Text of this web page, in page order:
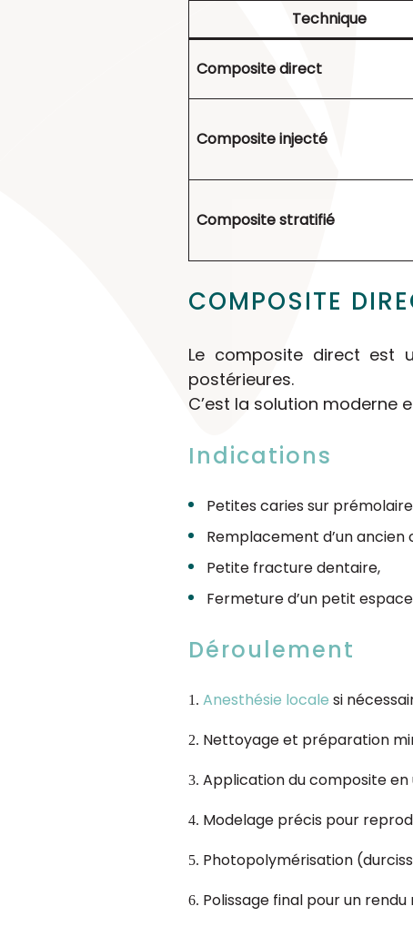
Technique
Composite direct
Composite injecté
Composite stratifié
COMPOSITE
Le composite direct est
postérieures.
C’est la solution moderne
Indications
Petites caries sur
Remplacement d’un
Petite fracture dentaire,
Fermeture d’un petit
Déroulement
Anesthésie locale si
Nettoyage et préparation
Application du composite en
Modelage précis pour
Photopolymérisation
Polissage final pour un